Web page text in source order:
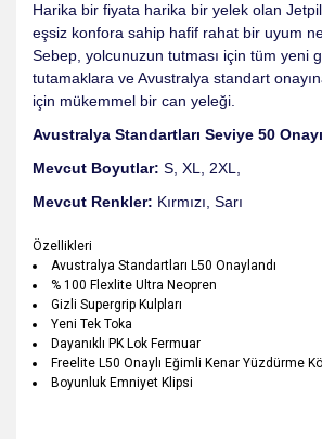
Harika bir fiyata harika bir yelek olan
eşsiz konfora sahip hafif rahat bir uyum
Sebep, yolcunuzun tutması için tüm yeni
tutamaklara ve Avustralya standart
için mükemmel bir can yeleği.
Avustralya Standartları Seviye 50 Onayı
Mevcut Boyutlar: S, XL, 2XL,
Mevcut Renkler: Kırmızı, Sarı
Özellikleri
Avustralya Standartları L50 Onaylandı
% 100 Flexlite Ultra Neopren
Gizli Supergrip Kulpları
Yeni Tek Toka
Dayanıklı PK Lok Fermuar
Freelite L50 Onaylı Eğimli Kenar Yüzdürme
Boyunluk Emniyet Klipsi